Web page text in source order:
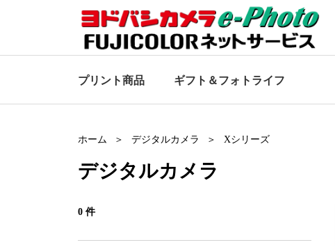
プリント商品 ギフト＆フォトライフ
ホーム デジタルカメラ Xシリーズ
デジタルカメラ
0 件